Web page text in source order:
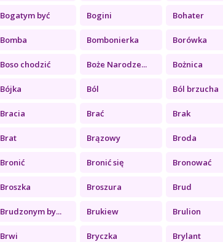
Bogatym być Bogini Bohater
Bomba Bombonierka Borówka
Boso chodzić Boże Narodze... Bożnica
Bójka Ból Ból brzucha
Bracia Brać Brak
Brat Brązowy Broda
Bronić Bronić się Bronować
Broszka Broszura Brud
Brudzonym by... Brukiew Brulion
Brwi Bryczka Brylant